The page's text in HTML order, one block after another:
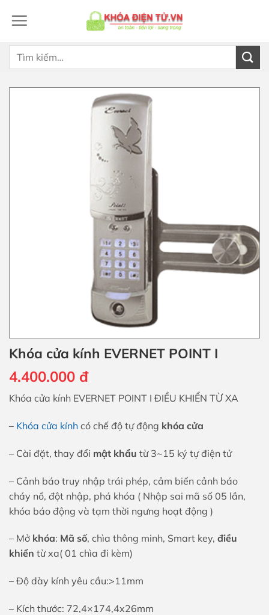
qua
dung
Tìm
Khóa cửa kính EVERNET POINT I
4.400.000 đ
Khóa cửa kính EVERNET POINT I ĐIỀU KHIỂN TỪ XA
– Khóa cửa kính có chế độ tự động khóa cửa
– Cài đặt, thay đổi mật khẩu từ 3~15 ký tự điện tử
– Cảnh báo truy nhập trái phép, cảm biến cảnh báo
cháy nổ, đột nhập, phá khóa ( Nhập sai mã số 05 lần,
khóa báo động và tạm thời ngưng hoạt động )
– Mở khóa: Mã số, chìa thông minh, Smart key, điều
khiển từ xa( 01 chìa đi kèm)
– Độ dày kính yêu cầu:>11mm
– Kích thước: 72,4×174,4x26mm